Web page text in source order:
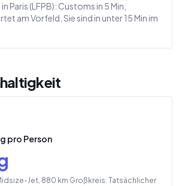
Paris (LFPB): Customs in 5 Min,
am Vorfeld, Sie sind in unter 15 Min im
pro Person
Jet, 880 km Großkreis. Tatsächlicher